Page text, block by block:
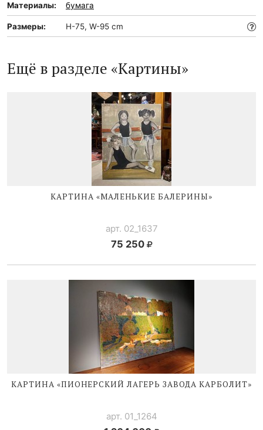
Материалы: бумага
Размеры: H-75, W-95 cm
Ещё в разделе «Картины»
КАРТИНА «МАЛЕНЬКИЕ БАЛЕРИНЫ»
арт. 02_1637
75 250
КАРТИНА «ПИОНЕРСКИЙ ЛАГЕРЬ ЗАВОДА КАРБОЛИТ»
арт. 01_1264